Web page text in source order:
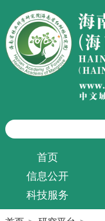
首页
信息公开
科技服务